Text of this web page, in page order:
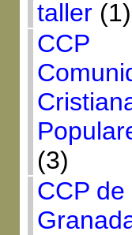
taller(1)
CCP
(3)
CCP de